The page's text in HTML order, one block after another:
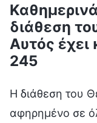
διάθεση
Αυτός
245
Η διάθεση του
αφηρημένο σε